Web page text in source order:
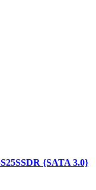
{SATA 3.0}